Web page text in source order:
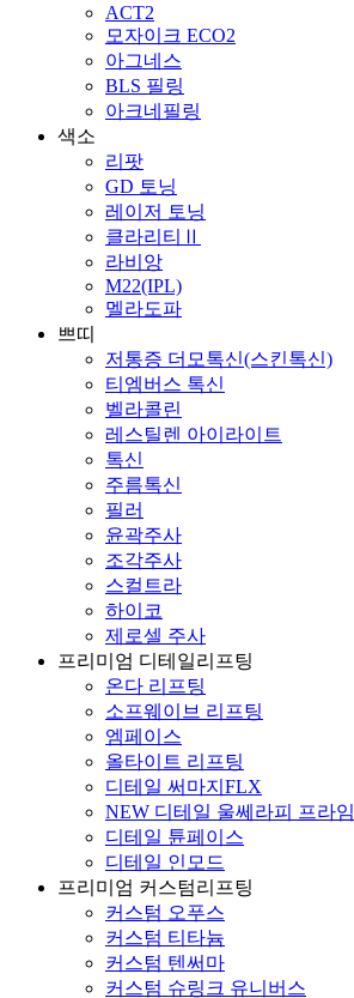
ACT2
모자이크 ECO2
아그네스
BLS 필링
아크네필링
색소
리팟
GD 토닝
레이저 토닝
클라리티Ⅱ
라비앙
M22(IPL)
멜라도파
쁘띠
저통증 더모톡신(스킨톡신)
티엠버스 톡신
벨라콜린
레스틸렌 아이라이트
톡신
주름톡신
필러
윤곽주사
조각주사
스컬트라
하이코
제로셀 주사
프리미엄 디테일리프팅
온다 리프팅
소프웨이브 리프팅
엠페이스
올타이트 리프팅
디테일 써마지FLX
NEW 디테일 울쎄라피 프라임
디테일 튠페이스
디테일 인모드
프리미엄 커스텀리프팅
커스텀 오푸스
커스텀 티타늄
커스텀 텐써마
커스텀 슈링크 유니버스